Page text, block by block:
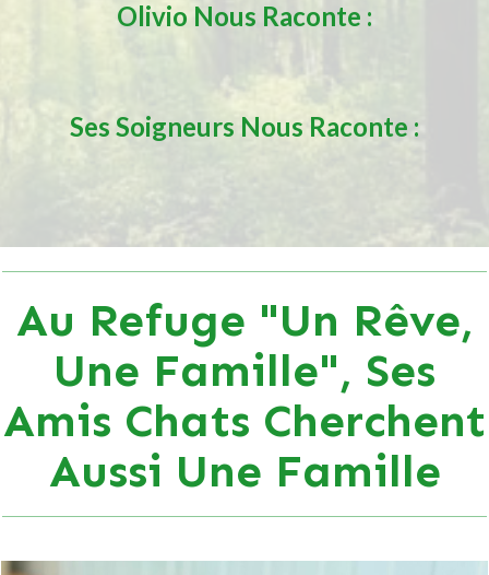
Olivio Nous Raconte :
Ses Soigneurs Nous Raconte :
Au Refuge "Un Rêve,
Une Famille", Ses
Amis Chats Cherchent
Aussi Une Famille